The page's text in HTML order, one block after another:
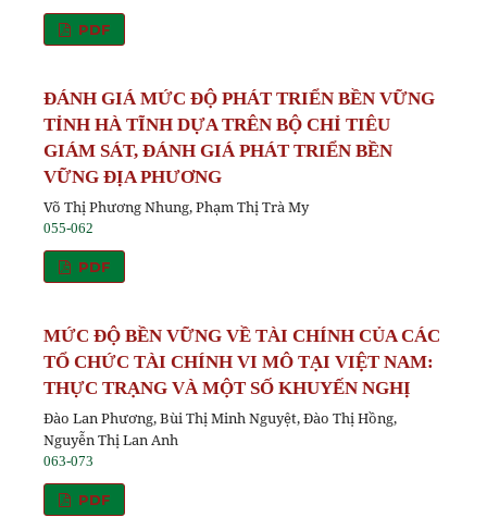
PDF
ĐÁNH GIÁ MỨC ĐỘ PHÁT TRIỂN BỀN VỮNG
TỈNH HÀ TĨNH DỰA TRÊN BỘ CHỈ TIÊU
GIÁM SÁT, ĐÁNH GIÁ PHÁT TRIỂN BỀN
VỮNG ĐỊA PHƯƠNG
Võ Thị Phương Nhung, Phạm Thị Trà My
055-062
PDF
MỨC ĐỘ BỀN VỮNG VỀ TÀI CHÍNH CỦA CÁC
TỔ CHỨC TÀI CHÍNH VI MÔ TẠI VIỆT NAM:
THỰC TRẠNG VÀ MỘT SỐ KHUYẾN NGHỊ
Đào Lan Phương, Bùi Thị Minh Nguyệt, Đào Thị Hồng,
Nguyễn Thị Lan Anh
063-073
PDF